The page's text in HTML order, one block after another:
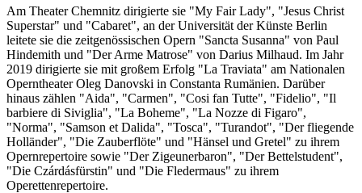
Am Theater Chemnitz dirigierte sie "My Fair Lady", "Jesus Christ
Superstar" und "Cabaret", an der Universität der Künste Berlin
leitete sie die zeitgenössischen Opern "Sancta Susanna" von Paul
Hindemith und "Der Arme Matrose" von Darius Milhaud. Im Jahr
2019 dirigierte sie mit großem Erfolg "La Traviata" am Nationalen
Operntheater Oleg Danovski in Constanta Rumänien. Darüber
hinaus zählen "Aida", "Carmen", "Cosi fan Tutte", "Fidelio", "Il
barbiere di Siviglia", "La Boheme", "La Nozze di Figaro",
"Norma", "Samson et Dalida", "Tosca", "Turandot", "Der fliegende
Holländer", "Die Zauberflöte" und "Hänsel und Gretel" zu ihrem
Opernrepertoire sowie "Der Zigeunerbaron", "Der Bettelstudent",
"Die Czárdásfürstin" und "Die Fledermaus" zu ihrem
Operettenrepertoire.